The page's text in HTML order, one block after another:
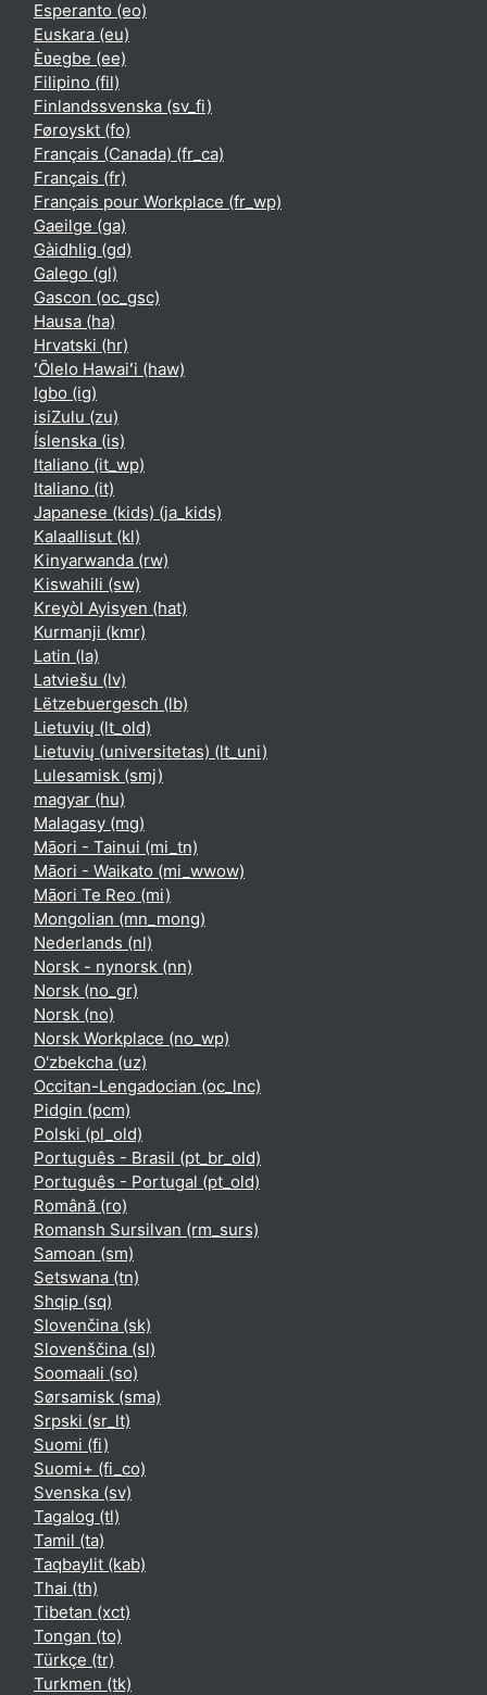
Esperanto ‎(eo)‎
Euskara ‎(eu)‎
Èʋegbe ‎(ee)‎
Filipino ‎(fil)‎
Finlandssvenska ‎(sv_fi)‎
Føroyskt ‎(fo)‎
Français (Canada) ‎(fr_ca)‎
Français ‎(fr)‎
Français pour Workplace ‎(fr_wp)‎
Gaeilge ‎(ga)‎
Gàidhlig ‎(gd)‎
Galego ‎(gl)‎
Gascon ‎(oc_gsc)‎
Hausa ‎(ha)‎
Hrvatski ‎(hr)‎
ʻŌlelo Hawaiʻi ‎(haw)‎
Igbo ‎(ig)‎
isiZulu ‎(zu)‎
Íslenska ‎(is)‎
Italiano ‎(it_wp)‎
Italiano ‎(it)‎
Japanese (kids) ‎(ja_kids)‎
Kalaallisut ‎(kl)‎
Kinyarwanda ‎(rw)‎
Kiswahili ‎(sw)‎
Kreyòl Ayisyen ‎(hat)‎
Kurmanji ‎(kmr)‎
Latin ‎(la)‎
Latviešu ‎(lv)‎
Lëtzebuergesch ‎(lb)‎
Lietuvių ‎(lt_old)‎
Lietuvių (universitetas) ‎(lt_uni)‎
Lulesamisk ‎(smj)‎
magyar ‎(hu)‎
Malagasy ‎(mg)‎
Māori - Tainui ‎(mi_tn)‎
Māori - Waikato ‎(mi_wwow)‎
Māori Te Reo ‎(mi)‎
Mongolian ‎(mn_mong)‎
Nederlands ‎(nl)‎
Norsk - nynorsk ‎(nn)‎
Norsk ‎(no_gr)‎
Norsk ‎(no)‎
Norsk Workplace ‎(no_wp)‎
O'zbekcha ‎(uz)‎
Occitan-Lengadocian ‎(oc_lnc)‎
Pidgin ‎(pcm)‎
Polski ‎(pl_old)‎
Português - Brasil ‎(pt_br_old)‎
Português - Portugal ‎(pt_old)‎
Română ‎(ro)‎
Romansh Sursilvan ‎(rm_surs)‎
Samoan ‎(sm)‎
Setswana ‎(tn)‎
Shqip ‎(sq)‎
Slovenčina ‎(sk)‎
Slovenščina ‎(sl)‎
Soomaali ‎(so)‎
Sørsamisk ‎(sma)‎
Srpski ‎(sr_lt)‎
Suomi ‎(fi)‎
Suomi+ ‎(fi_co)‎
Svenska ‎(sv)‎
Tagalog ‎(tl)‎
Tamil ‎(ta)‎
Taqbaylit ‎(kab)‎
Thai ‎(th)‎
Tibetan ‎(xct)‎
Tongan ‎(to)‎
Türkçe ‎(tr)‎
Turkmen ‎(tk)‎